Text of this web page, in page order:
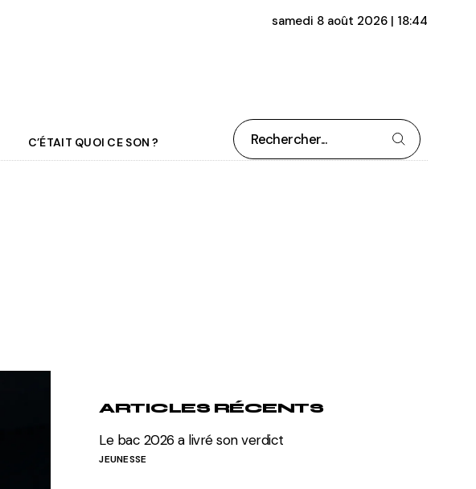
samedi 8 août 2026 | 18:44
C’ÉTAIT QUOI CE SON ?
Rechercher
ARTICLES RÉCENTS
Le bac 2026 a livré son verdict
JEUNESSE